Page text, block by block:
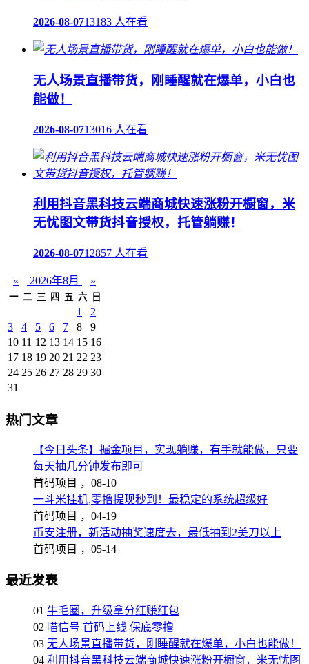
2026-08-0713183 人在看
无人场景直播带货，刚睡醒就在爆单，小白也
能做！
2026-08-0713016 人在看
利用抖音黑科技云端商城快速涨粉开橱窗，米
无忧图文带货抖音授权，托管躺赚！
2026-08-0712857 人在看
« 2026年8月 »
一 二 三 四 五 六 日
1
2
3
4 5 6 7 8
9
10 11 12 13 14 15 16
17 18 19 20 21 22 23
24 25 26 27 28 29 30
31
热门文章
【今日头条】掘金项目，实现躺赚，有手就能做，只要
每天抽几分钟发布即可
首码项目 ， 08-10
一斗米挂机,零撸提现秒到！最稳定的系统超级好
首码项目 ， 04-19
币安注册，新活动抽奖速度去，最低抽到2美刀以上
首码项目 ， 05-14
最近发表
01 牛毛圈，升级拿分红赚红包
02 喵信号 首码上线 保底零撸
03 无人场景直播带货，刚睡醒就在爆单，小白也能做！
04 利用抖音黑科技云端商城快速涨粉开橱窗，米无忧图